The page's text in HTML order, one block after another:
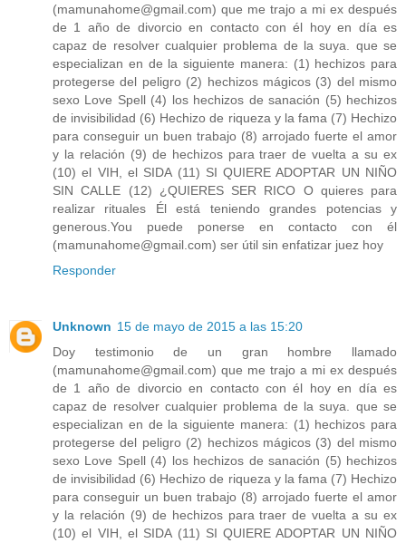
(mamunahome@gmail.com) que me trajo a mi ex después
de 1 año de divorcio en contacto con él hoy en día es
capaz de resolver cualquier problema de la suya. que se
especializan en de la siguiente manera: (1) hechizos para
protegerse del peligro (2) hechizos mágicos (3) del mismo
sexo Love Spell (4) los hechizos de sanación (5) hechizos
de invisibilidad (6) Hechizo de riqueza y la fama (7) Hechizo
para conseguir un buen trabajo (8) arrojado fuerte el amor
y la relación (9) de hechizos para traer de vuelta a su ex
(10) el VIH, el SIDA (11) SI QUIERE ADOPTAR UN NIÑO
SIN CALLE (12) ¿QUIERES SER RICO O quieres para
realizar rituales Él está teniendo grandes potencias y
generous.You puede ponerse en contacto con él
(mamunahome@gmail.com) ser útil sin enfatizar juez hoy
Responder
Unknown 15 de mayo de 2015 a las 15:20
Doy testimonio de un gran hombre llamado
(mamunahome@gmail.com) que me trajo a mi ex después
de 1 año de divorcio en contacto con él hoy en día es
capaz de resolver cualquier problema de la suya. que se
especializan en de la siguiente manera: (1) hechizos para
protegerse del peligro (2) hechizos mágicos (3) del mismo
sexo Love Spell (4) los hechizos de sanación (5) hechizos
de invisibilidad (6) Hechizo de riqueza y la fama (7) Hechizo
para conseguir un buen trabajo (8) arrojado fuerte el amor
y la relación (9) de hechizos para traer de vuelta a su ex
(10) el VIH, el SIDA (11) SI QUIERE ADOPTAR UN NIÑO